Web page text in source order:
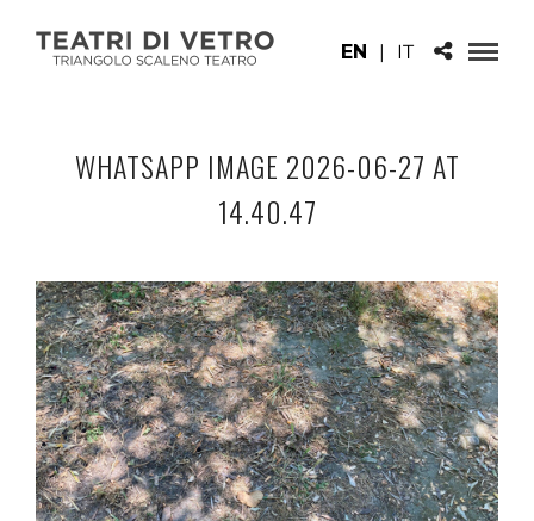
EN | IT
WHATSAPP IMAGE 2026-06-27 AT
14.40.47